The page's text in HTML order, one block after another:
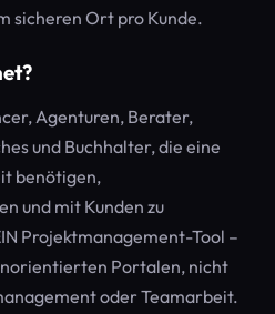
sicheren Ort pro Kunde.
Agenturen, Berater,
und Buchhalter, die eine
benötigen,
und mit Kunden zu
Projektmanagement-Tool –
Portalen, nicht
oder Teamarbeit.